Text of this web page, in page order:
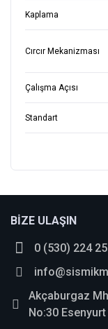
Kaplama
Cırcır Mekanizması
Çalışma Açısı
Standart
BİZE ULAŞIN
0 (530) 224
Akçaburgaz
No:30